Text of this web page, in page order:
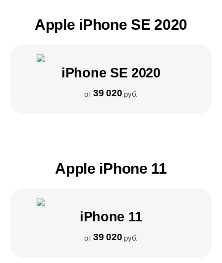
Apple iPhone SE 2020
iPhone SE 2020
от39 020 руб.
Apple iPhone 11
iPhone 11
от39 020 руб.